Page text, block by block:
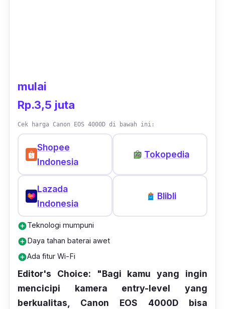
mulai
Rp.3,5 juta
Cek harga Canon EOS 4000D di bawah ini:
Shopee
Indonesia
Tokopedia
Lazada
Indonesia
Blibli
add_circleTeknologi mumpuni
add_circleDaya tahan baterai awet
add_circleAda fitur Wi-Fi
Editor's Choice: "Bagi kamu yang ingin
mencicipi kamera entry-level yang
berkualitas, Canon EOS 4000D bisa